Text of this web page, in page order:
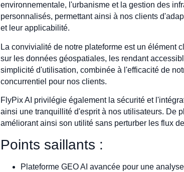
environnementale, l'urbanisme et la gestion des
personnalisés, permettant ainsi à nos clients
et leur applicabilité.
La convivialité de notre plateforme est un élément
sur les données géospatiales, les rendant
simplicité d'utilisation, combinée à l'efficacité de
concurrentiel pour nos clients.
FlyPix AI privilégie également la sécurité et
ainsi une tranquillité d'esprit à nos utilisateurs. De
améliorant ainsi son utilité sans perturber les flux
Points saillants :
Plateforme GEO AI avancée pour une